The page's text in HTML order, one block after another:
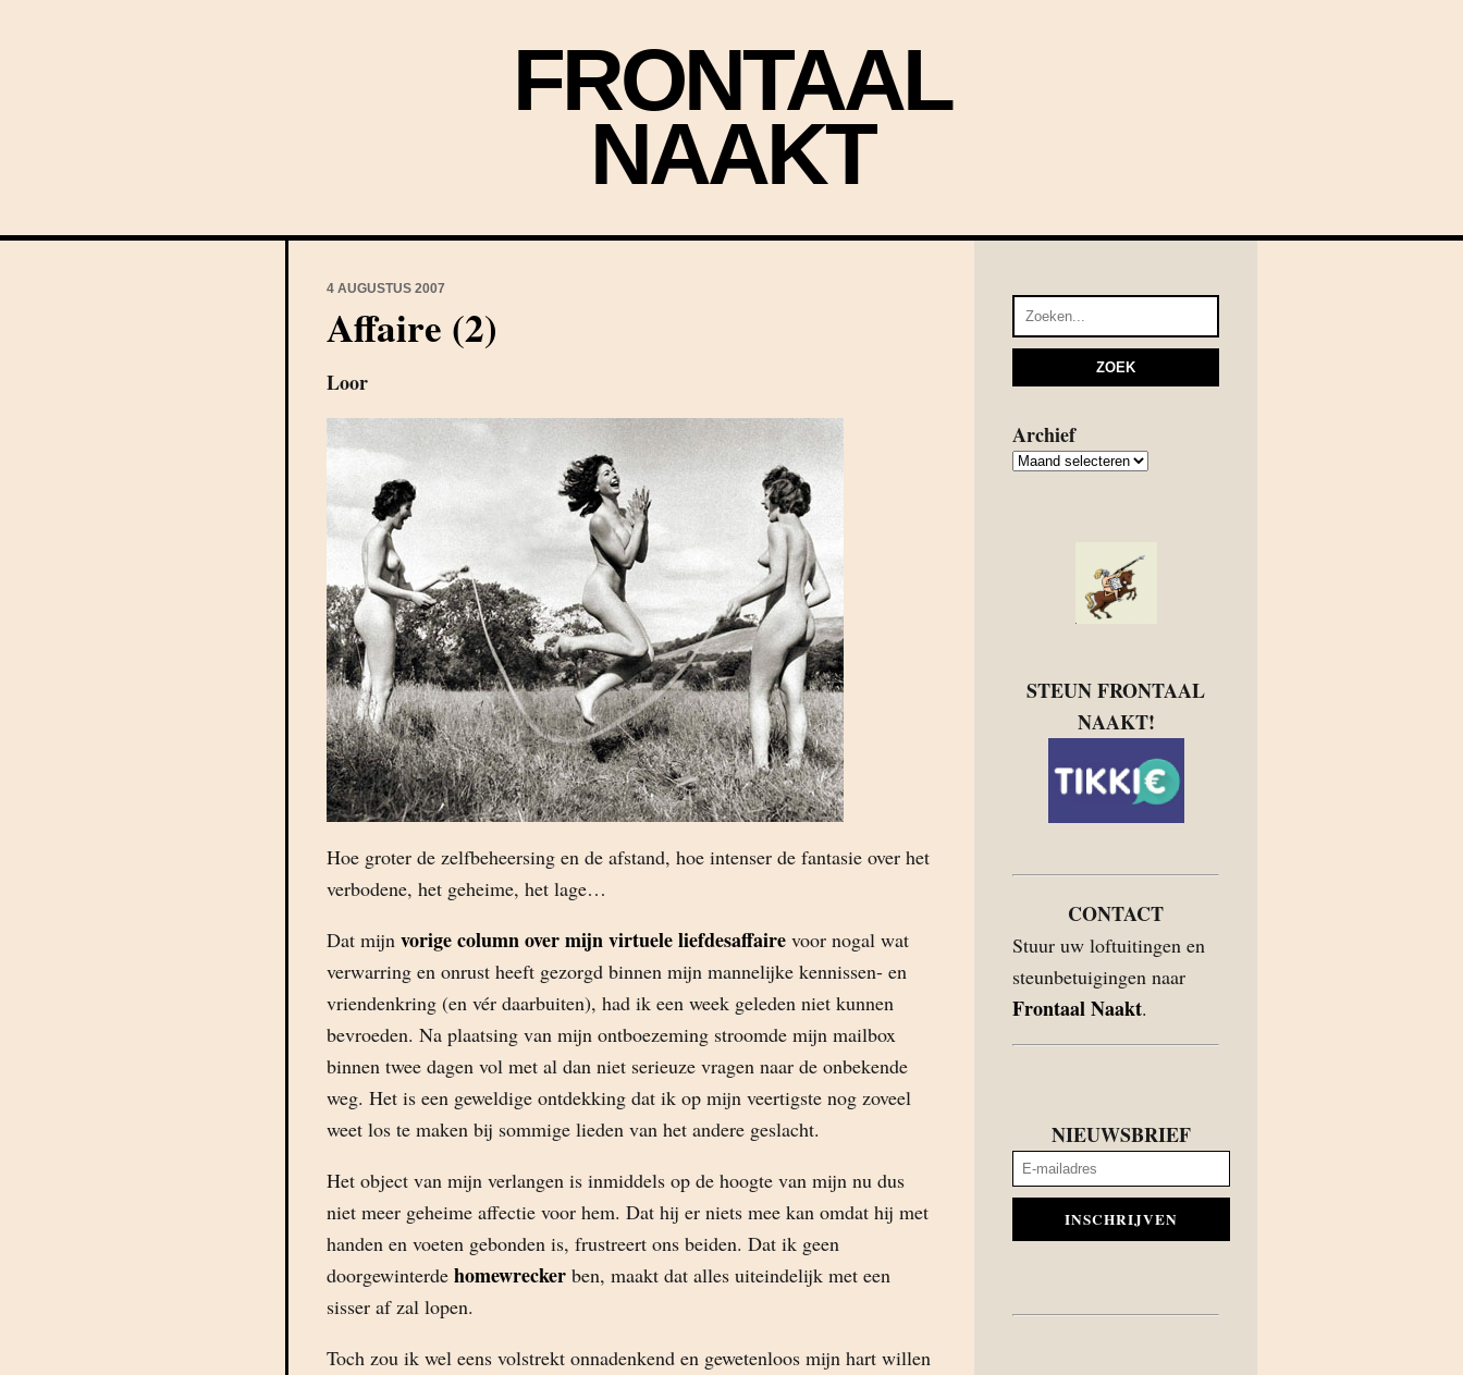
FRONTAAL
NAAKT
4 AUGUSTUS 2007
Affaire (2)
Loor
Hoe groter de zelfbeheersing en de afstand, hoe intenser de fantasie over het
verbodene, het geheime, het lage…
Dat mijn vorige column over mijn virtuele liefdesaffaire voor nogal wat
verwarring en onrust heeft gezorgd binnen mijn mannelijke kennissen- en
vriendenkring (en vér daarbuiten), had ik een week geleden niet kunnen
bevroeden. Na plaatsing van mijn ontboezeming stroomde mijn mailbox
binnen twee dagen vol met al dan niet serieuze vragen naar de onbekende
weg. Het is een geweldige ontdekking dat ik op mijn veertigste nog zoveel
weet los te maken bij sommige lieden van het andere geslacht.
Het object van mijn verlangen is inmiddels op de hoogte van mijn nu dus
niet meer geheime affectie voor hem. Dat hij er niets mee kan omdat hij met
handen en voeten gebonden is, frustreert ons beiden. Dat ik geen
doorgewinterde homewrecker ben, maakt dat alles uiteindelijk met een
sisser af zal lopen.
Toch zou ik wel eens volstrekt onnadenkend en gewetenloos mijn hart willen
Archief
Archief
STEUN FRONTAAL
NAAKT!
CONTACT
Stuur uw loftuitingen en
steunbetuigingen naar
Frontaal Naakt.
NIEUWSBRIEF
INSCHRIJVEN